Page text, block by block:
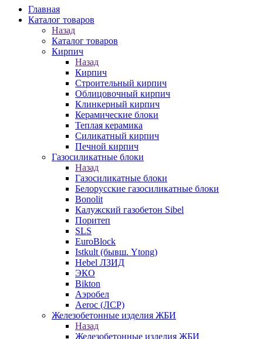
Главная
Каталог товаров
Назад
Каталог товаров
Кирпич
Назад
Кирпич
Строительный кирпич
Облицовочный кирпич
Клинкерный кирпич
Керамические блоки
Теплая керамика
Силикатный кирпич
Печной кирпич
Газосиликатные блоки
Назад
Газосиликатные блоки
Белорусские газосиликатные блоки
Bonolit
Калужский газобетон Sibel
Поритеп
SLS
EuroBlock
Istkult (бывш. Ytong)
Hebel ЛЗИД
ЭКО
Bikton
Аэробел
Aeroc (ЛСР)
Железобетонные изделия ЖБИ
Назад
Железобетонные изделия ЖБИ